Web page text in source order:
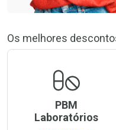
Os melhores
PBM
Laboratórios